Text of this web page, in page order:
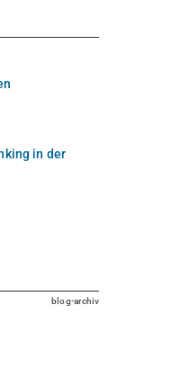
in der
blog-archiv